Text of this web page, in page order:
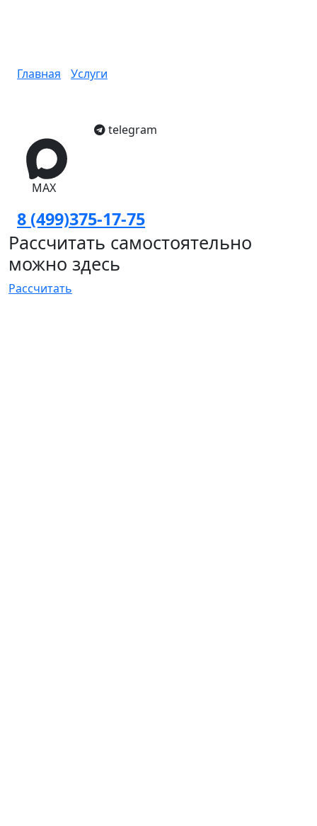
Главная Услуги
MAX
telegram
8 (499)375-17-75
Рассчитать самостоятельно
можно здесь
Рассчитать